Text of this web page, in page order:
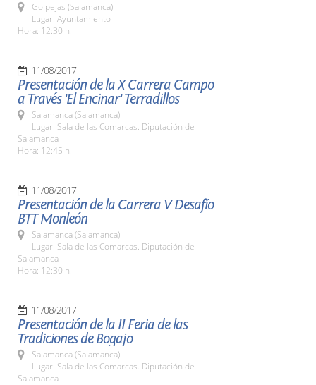
Golpejas (Salamanca)
Lugar: Ayuntamiento
Hora: 12:30 h.
11/08/2017
Presentación de la X Carrera Campo
a Través 'El Encinar' Terradillos
Salamanca (Salamanca)
Lugar: Sala de las Comarcas. Diputación de
Salamanca
Hora: 12:45 h.
11/08/2017
Presentación de la Carrera V Desafío
BTT Monleón
Salamanca (Salamanca)
Lugar: Sala de las Comarcas. Diputación de
Salamanca
Hora: 12:30 h.
11/08/2017
Presentación de la II Feria de las
Tradiciones de Bogajo
Salamanca (Salamanca)
Lugar: Sala de las Comarcas. Diputación de
Salamanca